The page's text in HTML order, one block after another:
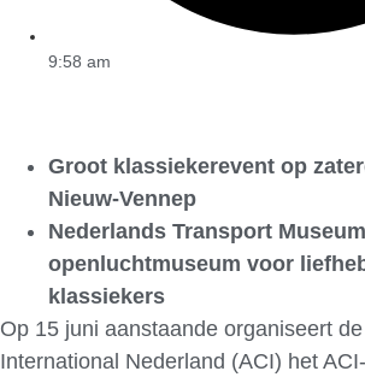
9:58 am
Groot klassiekerevent op
Nieuw-Vennep
Nederlands Transport
openluchtmuseum voor
klassiekers
Op 15 juni aanstaande organiseert
International Nederland (ACI) het